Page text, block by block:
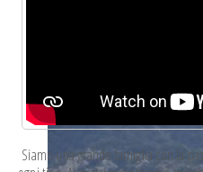
Siamo una grande famiglia con la